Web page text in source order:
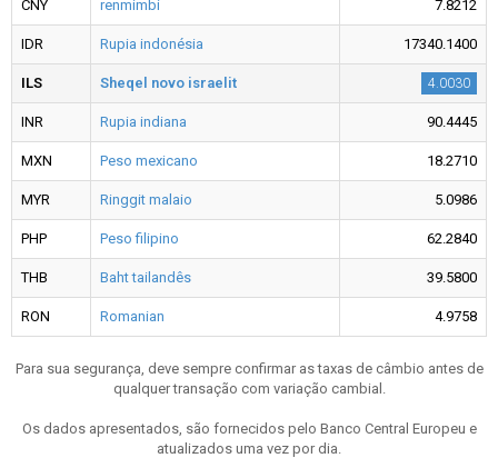
CNY renmimbi 7.8212
IDR Rupia indonésia 17340.1400
ILS Sheqel novo israelit 4.0030
INR Rupia indiana 90.4445
MXN Peso mexicano 18.2710
MYR Ringgit malaio 5.0986
PHP Peso filipino 62.2840
THB Baht tailandês 39.5800
RON Romanian 4.9758
Para sua segurança, deve sempre confirmar as taxas de câmbio antes de
qualquer transação com variação cambial.
Os dados apresentados, são fornecidos pelo Banco Central Europeu e
atualizados uma vez por dia.